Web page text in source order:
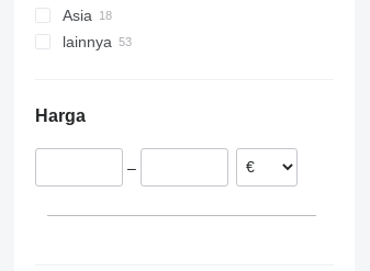
Asia
Tiongkok
Lebanon
Kazakstan
lainnya
Jerman
Rumania
Harga
–